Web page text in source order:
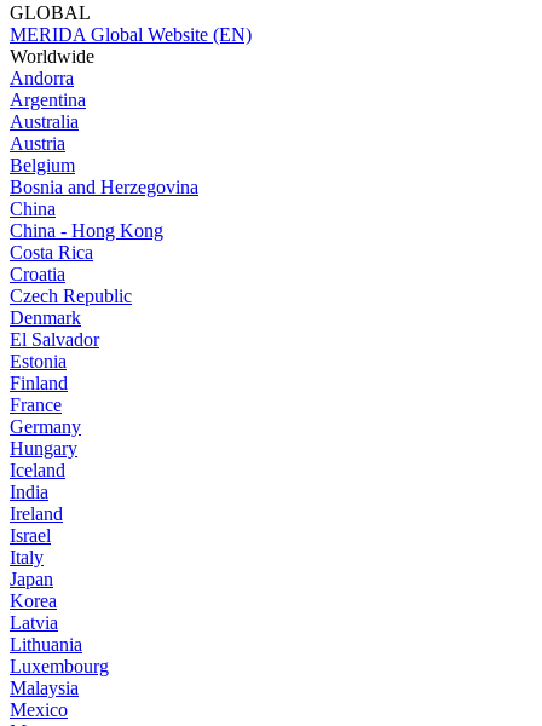
GLOBAL
MERIDA Global Website (EN)
Worldwide
Andorra
Argentina
Australia
Austria
Belgium
Bosnia and Herzegovina
China
China - Hong Kong
Costa Rica
Croatia
Czech Republic
Denmark
El Salvador
Estonia
Finland
France
Germany
Hungary
Iceland
India
Ireland
Israel
Italy
Japan
Korea
Latvia
Lithuania
Luxembourg
Malaysia
Mexico